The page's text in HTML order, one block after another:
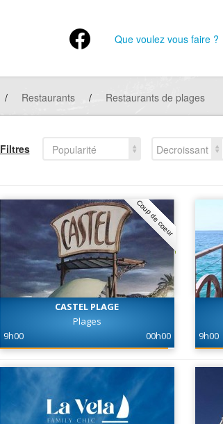
Que voulez vous faire ?
/ Restaurants / Restaurants de plages
Filtres Popularité
Decroissant
Coup de coeur
CASTEL PLAGE
Plages
9h00
00h00
9h00